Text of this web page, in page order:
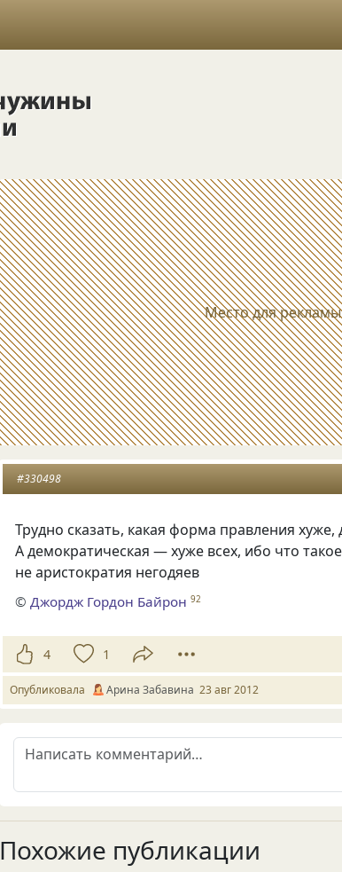
Место для рекламы
#330498
Трудно сказать, какая форма правления хуже,
А демократическая — хуже всех, ибо что
не аристократия негодяев
© Джордж Гордон Байрон 92
4 1
Опубликовала Арина Забавина 23 авг 2012
Похожие публикации